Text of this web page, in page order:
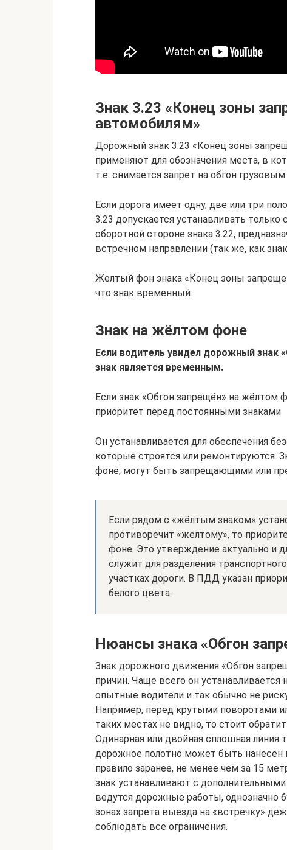
Знак 3.23 «Конец зоны
автомобилям»
Дорожный знак 3.23 «Конец зоны
применяют для обозначения места, в
т.е. снимается запрет на обгон
Если дорога имеет одну, две или три
3.23 допускается устанавливать
оборотной стороне знака 3.22,
встречном направлении (так же, как
Желтый фон знака «Конец зоны
что знак временный.
Знак на жёлтом фоне
Если водитель увидел дорожный знак
знак является временным.
Если знак «Обгон запрещён» на жёлтом
приоритет перед постоянными знаками
Он устанавливается для обеспечения
которые строятся или ремонтируются.
фоне, могут быть запрещающими или
Если рядом с «жёлтым знаком»
противоречит «жёлтому», то
фоне. Это утверждение актуально и
служит для разделения
участках дороги. В ПДД указан
белого цвета.
Нюансы знака «Обгон
Знак дорожного движения «Обгон
причин. Чаще всего он устанавливается
опытные водители и так обычно не
Например, перед крутыми поворотами
таких местах не видно, то стоит
Одинарная или двойная сплошная линия
дорожное полотно может быть нанесен
правило заранее, не менее чем за 15
знак устанавливают с
ведутся дорожные работы, однозначно
зонах запрета выезда на «встречку»
соблюдать все ограничения.